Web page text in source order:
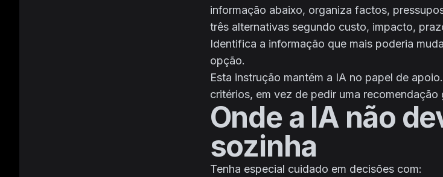
informação abaixo, organiza factos,
três alternativas segundo custo, impacto,
Identifica a informação que mais poderia
opção.
Esta instrução mantém a IA no papel de
critérios, em vez de pedir uma recomendação
Onde a IA não
sozinha
Tenha especial cuidado em decisões com: